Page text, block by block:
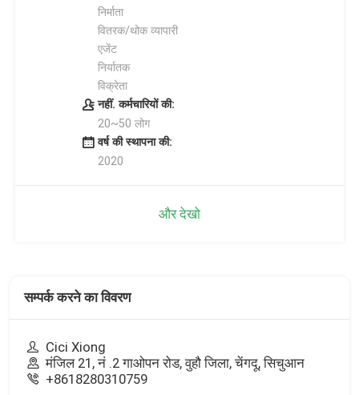
निर्माता
वितरक/थोक व्यापारी
एजेंट
निर्यातक
विक्रेता
नहीं. कर्मचारियों की:
20~50 लोग
वर्ष की स्थापना की:
2020
और देखो
सम्पर्क करने का विवरण
Cici Xiong
मंजिल 21, नं .2 गाओपन रोड, वुहौ जिला, चेंगदू, सिचुआन
+8618280310759